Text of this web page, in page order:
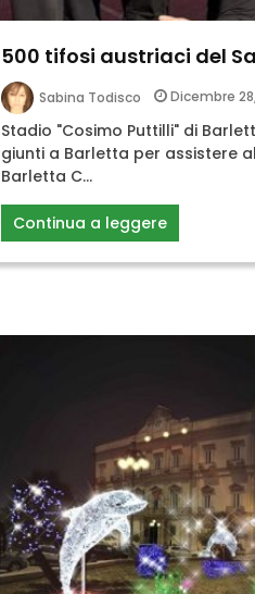
500 tifosi austriaci del
Sabina Todisco Dicembre
Stadio "Cosimo Puttilli" di
giunti a Barletta per assistere
Barletta C...
Continua a leggere